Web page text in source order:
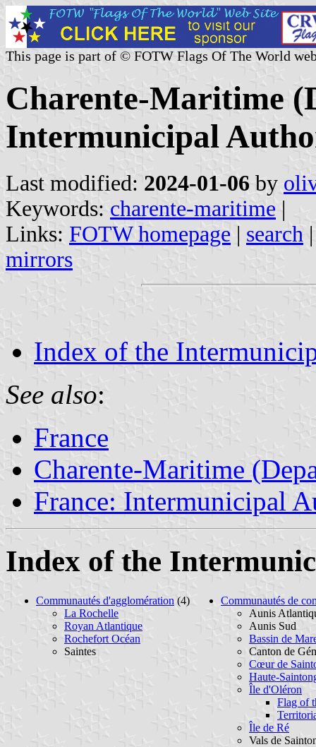
This page is part of © FOTW Flags Of The World
Charente-Maritime
Intermunicipal
Last modified: 2024-01-06 by
Keywords: charente-maritime |
Links: FOTW homepage | search
mirrors
Index of the
See also:
France
Charente-Maritime
France: Intermunicipal
Index of the
Communautés d'agglomération (4)
La Rochelle
Royan Atlantique
Rochefort Océan
Saintes
Communautés de
Aunis
Aunis Sud
Bassin de
Canton de
Cœur de
Haute-
Île d'Oléron
Flag of
Île de Ré
Vals de